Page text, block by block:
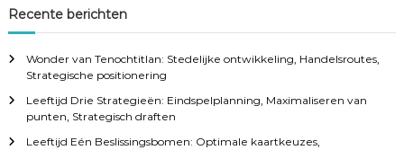
Recente berichten
Wonder van Tenochtitlan: Stedelijke ontwikkeling, Handelsroutes,
Strategische positionering
Leeftijd Drie Strategieën: Eindspelplanning, Maximaliseren van
punten, Strategisch draften
Leeftijd Eén Beslissingsbomen: Optimale kaartkeuzes,